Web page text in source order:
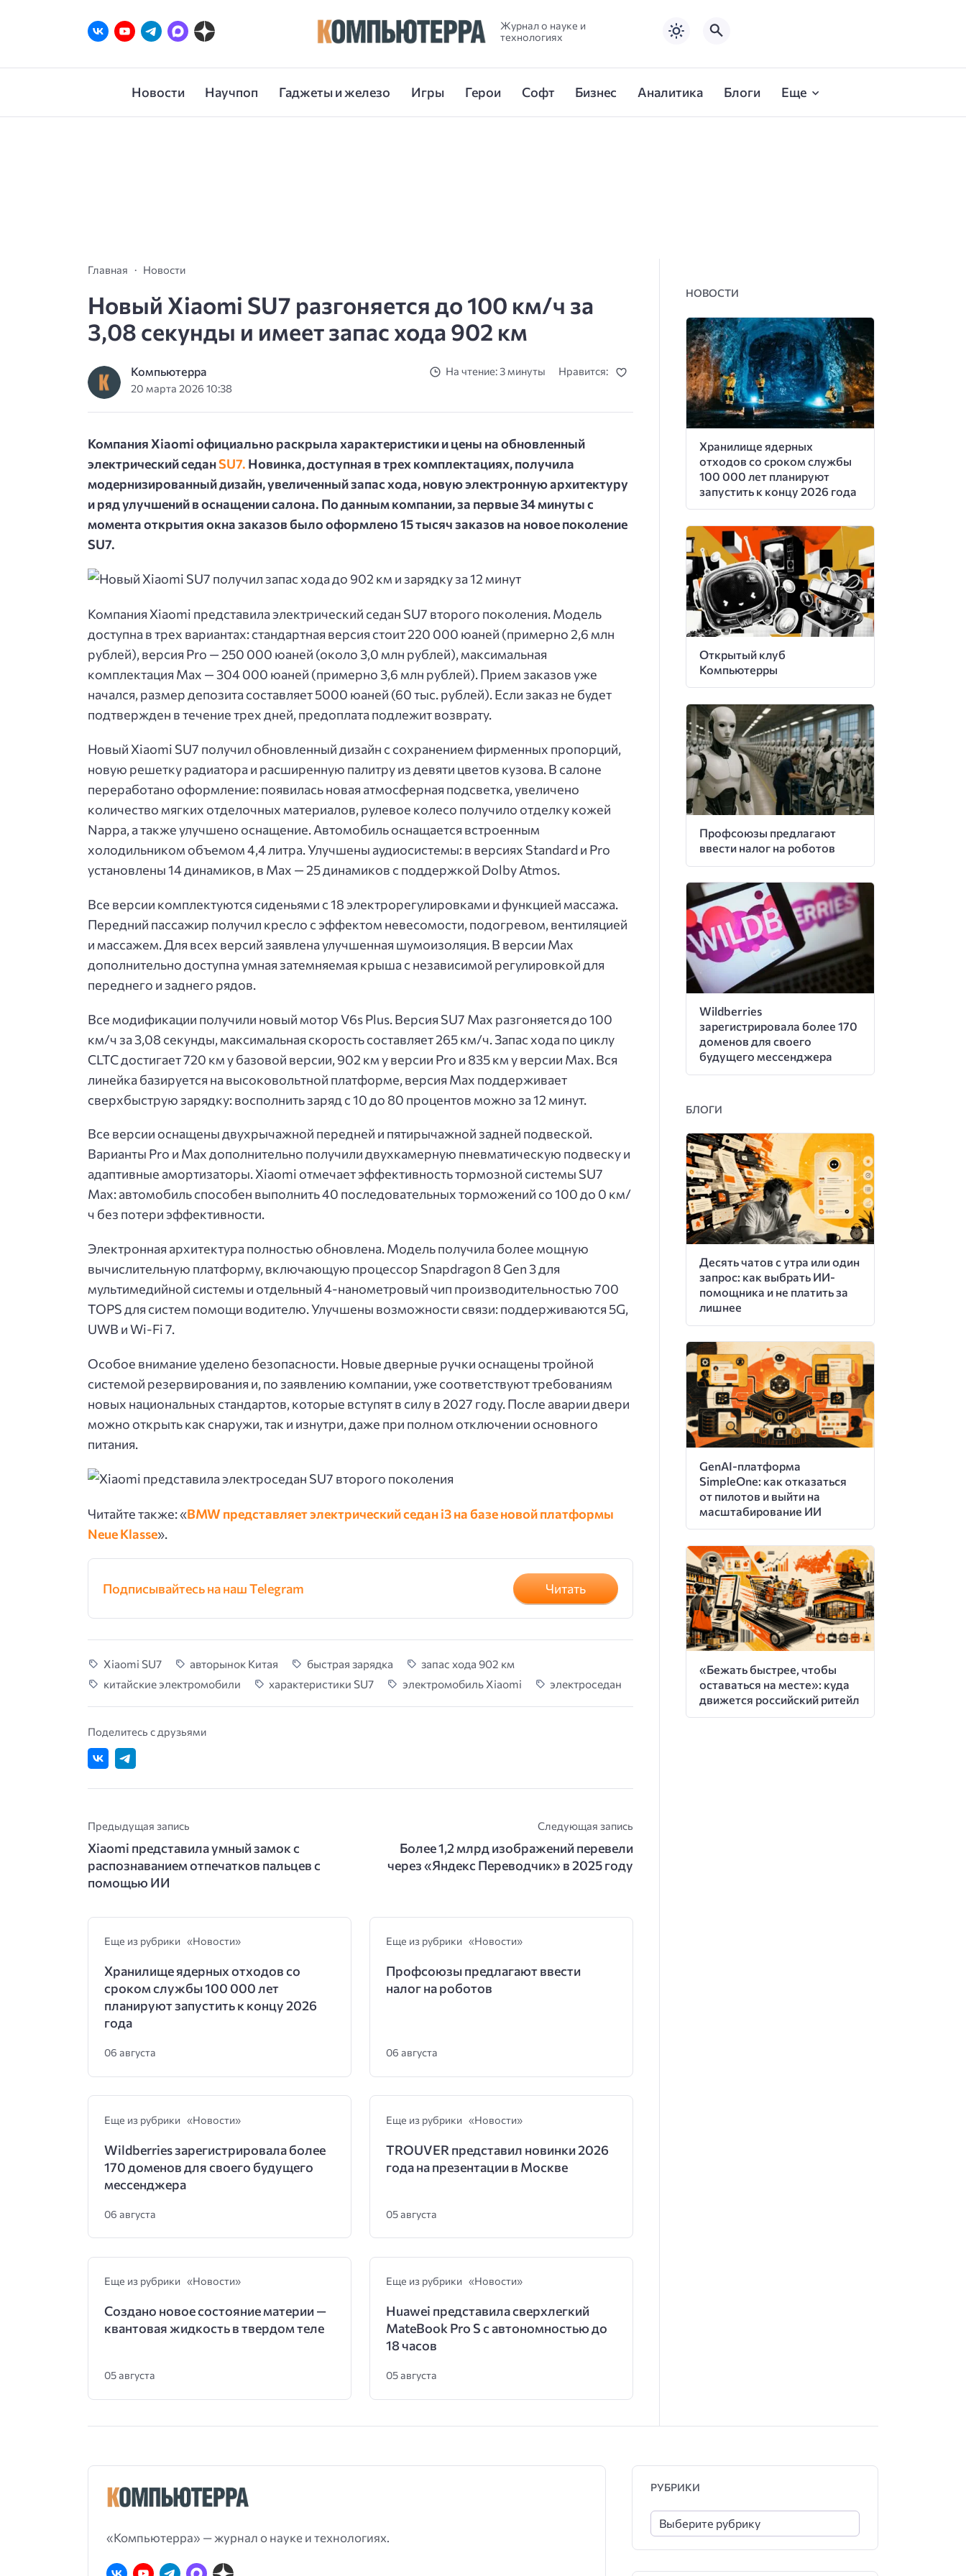
Журнал о науке и
технологиях
Новости Научпоп Гаджеты и железо Игры Герои Софт Бизнес Аналитика Блоги Еще
Главная Новости
Новый Xiaomi SU7 разгоняется до 100 км/ч за
3,08 секунды и имеет запас хода 902 км
Компьютерра
20 марта 2026 10:38
На чтение: 3 минуты Нравится:
Компания Xiaomi официально раскрыла характеристики и цены на обновленный
электрический седанSU7. Новинка, доступная в трех комплектациях, получила
модернизированный дизайн, увеличенный запас хода, новую электронную архитектуру
и ряд улучшений в оснащении салона. По данным компании, за первые 34 минуты с
момента открытия окна заказов было оформлено 15 тысяч заказов на новое поколение
SU7.
Компания Xiaomi представила электрический седан SU7 второго поколения. Модель
доступна в трех вариантах: стандартная версия стоит 220 000 юаней (примерно 2,6 млн
рублей), версия Pro — 250 000 юаней (около 3,0 млн рублей), максимальная
комплектация Max — 304 000 юаней (примерно 3,6 млн рублей). Прием заказов уже
начался, размер депозита составляет 5000 юаней (60 тыс. рублей). Если заказ не будет
подтвержден в течение трех дней, предоплата подлежит возврату.
Новый Xiaomi SU7 получил обновленный дизайн с сохранением фирменных пропорций,
новую решетку радиатора и расширенную палитру из девяти цветов кузова. В салоне
переработано оформление: появилась новая атмосферная подсветка, увеличено
количество мягких отделочных материалов, рулевое колесо получило отделку кожей
Nappa, а также улучшено оснащение. Автомобиль оснащается встроенным
холодильником объемом 4,4 литра. Улучшены аудиосистемы: в версиях Standard и Pro
установлены 14 динамиков, в Max — 25 динамиков с поддержкой Dolby Atmos.
Все версии комплектуются сиденьями с 18 электрорегулировками и функцией массажа.
Передний пассажир получил кресло с эффектом невесомости, подогревом, вентиляцией
и массажем. Для всех версий заявлена улучшенная шумоизоляция. В версии Max
дополнительно доступна умная затемняемая крыша с независимой регулировкой для
переднего и заднего рядов.
Все модификации получили новый мотор V6s Plus. Версия SU7 Max разгоняется до 100
км/ч за 3,08 секунды, максимальная скорость составляет 265 км/ч. Запас хода по циклу
CLTC достигает 720 км у базовой версии, 902 км у версии Pro и 835 км у версии Max. Вся
линейка базируется на высоковольтной платформе, версия Max поддерживает
сверхбыструю зарядку: восполнить заряд с 10 до 80 процентов можно за 12 минут.
Все версии оснащены двухрычажной передней и пятирычажной задней подвеской.
Варианты Pro и Max дополнительно получили двухкамерную пневматическую подвеску и
адаптивные амортизаторы. Xiaomi отмечает эффективность тормозной системы SU7
Max: автомобиль способен выполнить 40 последовательных торможений со 100 до 0 км/
ч без потери эффективности.
Электронная архитектура полностью обновлена. Модель получила более мощную
вычислительную платформу, включающую процессор Snapdragon 8 Gen 3 для
мультимедийной системы и отдельный 4-нанометровый чип производительностью 700
TOPS для систем помощи водителю. Улучшены возможности связи: поддерживаются 5G,
UWB и Wi-Fi 7.
Особое внимание уделено безопасности. Новые дверные ручки оснащены тройной
системой резервирования и, по заявлению компании, уже соответствуют требованиям
новых национальных стандартов, которые вступят в силу в 2027 году. После аварии двери
можно открыть как снаружи, так и изнутри, даже при полном отключении основного
питания.
Читайте также: «BMW представляет электрический седан i3 на базе новой платформы
Neue Klasse».
Подписывайтесь на наш Telegram Читать
Xiaomi SU7 авторынок Китая быстрая зарядка
запас хода 902 км
китайские электромобили
характеристики SU7 электромобиль Xiaomi электроседан
Поделитесь с друзьями
Предыдущая запись
Xiaomi представила умный замок с
распознаванием отпечатков пальцев с
помощью ИИ
Следующая запись
Более 1,2 млрд изображений перевели
через «Яндекс Переводчик» в 2025 году
Еще из рубрики «Новости»
Хранилище ядерных отходов со
сроком службы 100 000 лет
планируют запустить к концу 2026
года
06 августа
Еще из рубрики «Новости»
Профсоюзы предлагают ввести
налог на роботов
06 августа
Еще из рубрики «Новости»
Wildberries зарегистрировала более
170 доменов для своего будущего
мессенджера
06 августа
Еще из рубрики «Новости»
TROUVER представил новинки 2026
года на презентации в Москве
05 августа
Еще из рубрики «Новости»
Создано новое состояние материи —
квантовая жидкость в твердом теле
05 августа
Еще из рубрики «Новости»
Huawei представила сверхлегкий
MateBook Pro S с автономностью до
18 часов
05 августа
НОВОСТИ
Хранилище ядерных
отходов со сроком службы
100 000 лет планируют
запустить к концу 2026 года
Открытый клуб
Компьютерры
Профсоюзы предлагают
ввести налог на роботов
Wildberries
зарегистрировала более 170
доменов для своего
будущего мессенджера
БЛОГИ
Десять чатов с утра или один
запрос: как выбрать ИИ-
помощника и не платить за
лишнее
GenAI-платформа
SimpleOne: как отказаться
от пилотов и выйти на
масштабирование ИИ
«Бежать быстрее, чтобы
оставаться на месте»: куда
движется российский ритейл
«Компьютерра» — журнал о науке и технологиях.
РУБРИКИ